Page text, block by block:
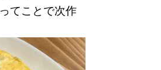
てことで次作